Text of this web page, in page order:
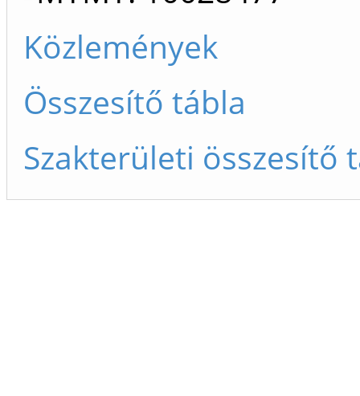
Közlemények
Összesítő tábla
Szakterületi összesítő